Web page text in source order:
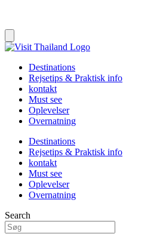
Destinations
Rejsetips & Praktisk info
kontakt
Must see
Oplevelser
Overnatning
Destinations
Rejsetips & Praktisk info
kontakt
Must see
Oplevelser
Overnatning
Search